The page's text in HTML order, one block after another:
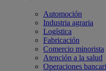
Automoción
Industria agraria
Logística
Fabricación
Comercio minorista
Atención a la salud
Operaciones